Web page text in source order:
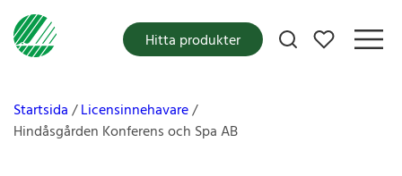
Mina favoriter
Hitta produkter
Startsida
Licensinnehavare
Hindåsgården Konferens och Spa AB